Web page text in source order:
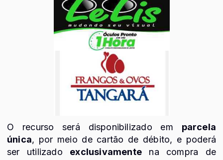
O recurso será disponibilizado em parcela
única, por meio de cartão de débito, e poderá
ser utilizado exclusivamente na compra de